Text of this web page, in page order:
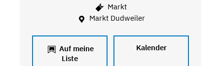
Markt
Markt Dudweiler
Auf meine
Liste
Kalender